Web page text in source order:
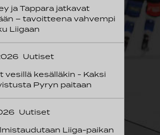
ja Tappara jatkavat
– tavoitteena vahvempi
Liigaan
Uutiset
vesillä kesälläkin - Kaksi
Pyryn paitaan
Uutiset
Liiga-paikan